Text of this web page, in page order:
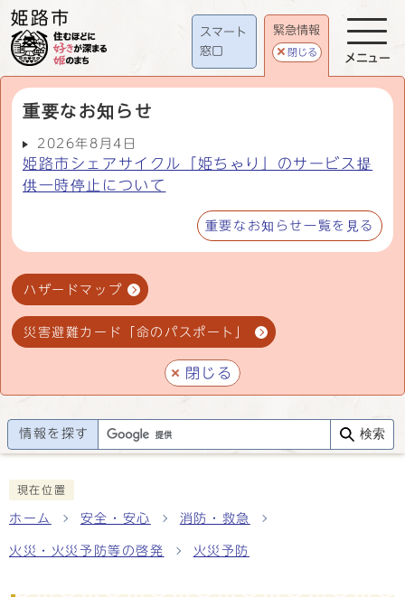
スマート
窓口
緊急情報
閉じる
重要なお知らせ
2026年8月4日
姫路市シェアサイクル「姫ちゃり」のサービス提
供一時停止について
重要なお知らせ一覧を見る
ハザードマップ
災害避難カード「命のパスポート」
閉じる
メニュー
情報を探す 検索
現在位置
ホーム 安全・安心 消防・救急
火災・火災予防等の啓発 火災予防